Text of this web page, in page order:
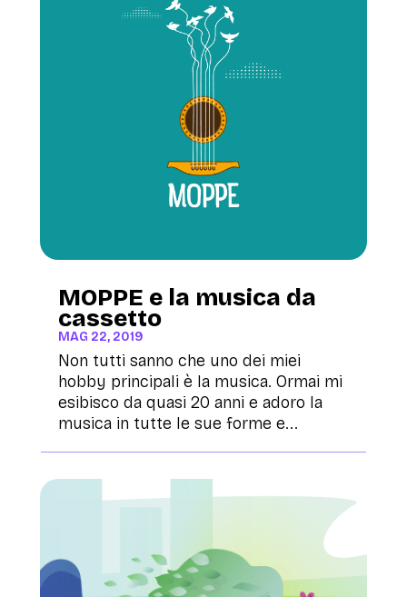
MOPPE e la musica da
cassetto
MAG 22, 2019
Non tutti sanno che uno dei miei
hobby principali è la musica. Ormai mi
esibisco da quasi 20 anni e adoro la
musica in tutte le sue forme e...